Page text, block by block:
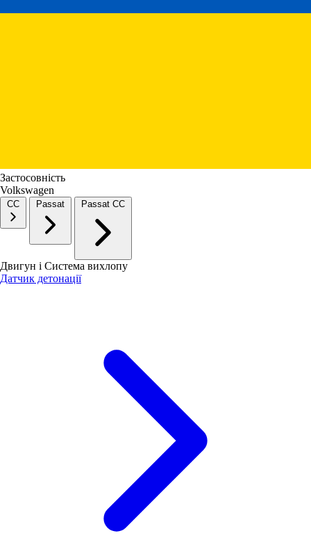
Застосовність
Volkswagen
Двигун і Система вихлопу
Датчик детонації